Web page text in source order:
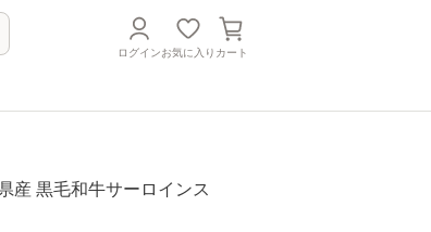
ログインお気に入り カート
産 黒毛和牛サーロインス